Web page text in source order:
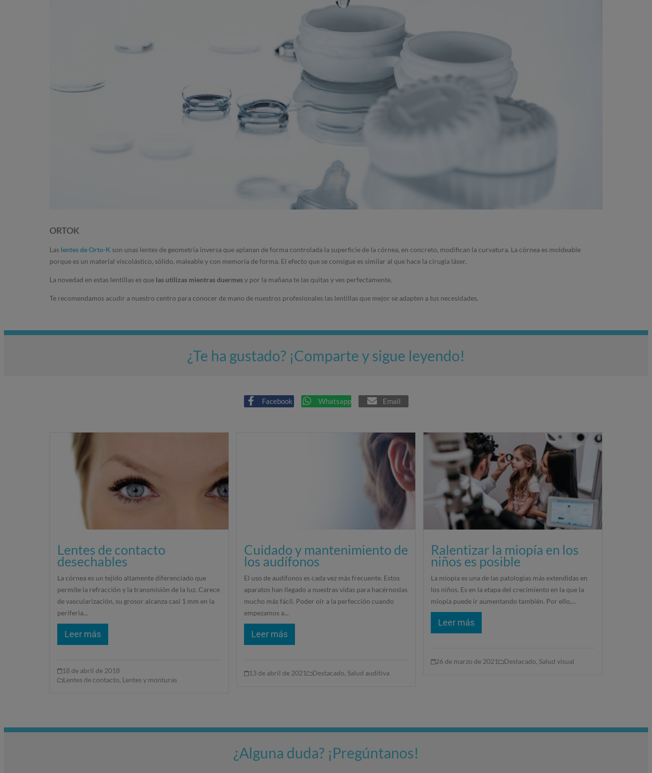
ORTOK
Las lentes de Orto-K son unas lentes de geometría inversa que aplanan de forma controlada la superficie de la córnea, en concreto, modifican la curvatura. La córnea es moldeable
porque es un material viscolástico, sólido, maleable y con memoria de forma. El efecto que se consigue es similar al que hace la cirugía láser.
La novedad en estas lentillas es que las utilizas mientras duermesy por la mañana te las quitas y ves perfectamente.
Te recomendamos acudir a nuestro centro para conocer de mano de nuestros profesionales las lentillas que mejor se adapten a tus necesidades.
¿Te ha gustado? ¡Comparte y sigue leyendo!
Facebook Whatsapp Email
Lentes de contacto
desechables
La córnea es un tejido altamente diferenciado que
permite la refracción y la transmisión de la luz. Carece
de vascularización, su grosor alcanza casi 1 mm en la
periferia...
Leer más
18 de abril de 2018
Lentes de contacto, Lentes y monturas
Cuidado y mantenimiento de
los audífonos
El uso de audífonos es cada vez más frecuente. Estos
aparatos han llegado a nuestras vidas para hacérnoslas
mucho más fácil. Poder oír a la perfección cuando
empezamos a...
Leer más
13 de abril de 2021 Destacado, Salud auditiva
Ralentizar la miopía en los
niños es posible
La miopía es una de las patologías más extendidas en
los niños. Es en la etapa del crecimiento en la que la
miopía puede ir aumentando también. Por ello,...
Leer más
26 de marzo de 2021 Destacado, Salud visual
¿Alguna duda? ¡Pregúntanos!